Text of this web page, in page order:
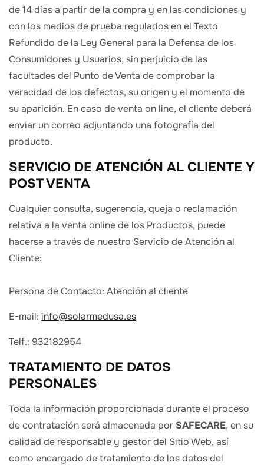
de 14 días a partir de la compra y en las condiciones y
con los medios de prueba regulados en el Texto
Refundido de la Ley General para la Defensa de los
Consumidores y Usuarios, sin perjuicio de las
facultades del Punto de Venta de comprobar la
veracidad de los defectos, su origen y el momento de
su aparición. En caso de venta on line, el cliente deberá
enviar un correo adjuntando una fotografía del
producto.
SERVICIO DE ATENCIÓN AL CLIENTE Y
POST VENTA
Cualquier consulta, sugerencia, queja o reclamación
relativa a la venta online de los Productos, puede
hacerse a través de nuestro Servicio de Atención al
Cliente:
Persona de Contacto: Atención al cliente
E-mail: info@solarmedusa.es
Telf.: 932182954
TRATAMIENTO DE DATOS
PERSONALES
Toda la información proporcionada durante el proceso
de contratación será almacenada por SAFECARE, en su
calidad de responsable y gestor del Sitio Web, así
como encargado de tratamiento de los datos del